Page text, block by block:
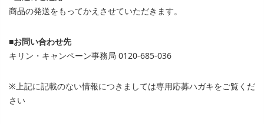
商品の発送をもってかえさせていただきます。
■お問い合わせ先
キリン・キャンペーン事務局 0120-685-036
※上記に記載のない情報につきましては専用応募ハガキをご覧くだ
さい